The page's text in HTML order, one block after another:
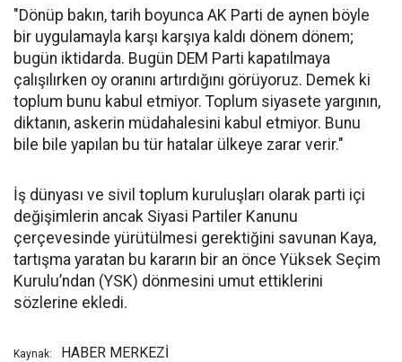
"Dönüp bakın, tarih boyunca AK Parti de aynen böyle
bir uygulamayla karşı karşıya kaldı dönem dönem;
bugün iktidarda. Bugün DEM Parti kapatılmaya
çalışılırken oy oranını artırdığını görüyoruz. Demek ki
toplum bunu kabul etmiyor. Toplum siyasete yargının,
diktanın, askerin müdahalesini kabul etmiyor. Bunu
bile bile yapılan bu tür hatalar ülkeye zarar verir."
İş dünyası ve sivil toplum kuruluşları olarak parti içi
değişimlerin ancak Siyasi Partiler Kanunu
çerçevesinde yürütülmesi gerektiğini savunan Kaya,
tartışma yaratan bu kararın bir an önce Yüksek Seçim
Kurulu’ndan (YSK) dönmesini umut ettiklerini
sözlerine ekledi.
Kaynak: HABER MERKEZİ